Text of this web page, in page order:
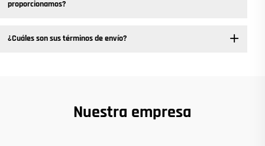
proporcionamos?
¿Cuáles son sus términos de envío?
Nuestra empresa